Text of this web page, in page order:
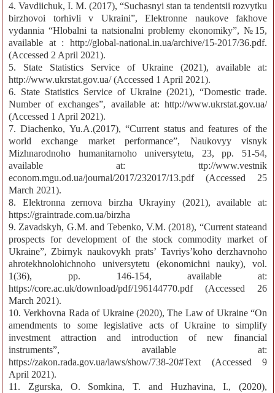
4. Vavdiichuk, I. M. (2017), “Suchasnyi stan ta tendentsii rozvytku
birzhovoi torhivli v Ukraini”, Elektronne naukove fakhove
vydannia “Hlobalni ta natsionalni problemy ekonomiky”, №15,
available at : http://global-national.in.ua/archive/15-2017/36.pdf.
(Accessed 2 April 2021).
5. State Statistics Service of Ukraine (2021), available at:
http://www.ukrstat.gov.ua/ (Accessed 1 April 2021).
6. State Statistics Service of Ukraine (2021), “Domestic trade.
Number of exchanges”, available at: http://www.ukrstat.gov.ua/
(Accessed 1 April 2021).
7. Dіachenko, Yu.A.(2017), “Current status and features of the
world exchange market performance”, Naukovyy visnyk
Mizhnarodnoho humanitarnoho universytetu, 23, pp. 51-54,
available at: ttp://www.vestnik
econom.mgu.od.ua/journal/2017/232017/13.pdf (Accessed 25
March 2021).
8. Elektronna zernova birzha Ukrayiny (2021), available at:
https://graintrade.com.ua/birzha
9. Zavadskyh, G.M. and Tebenko, V.M. (2018), “Current stateand
prospects for development of the stock commodity market of
Ukraine”, Zbirnyk naukovykh prats’ Tavriys’koho derzhavnoho
ahrotekhnolohichnoho universytetu (ekonomichni nauky), vol.
1(36), pp. 146-154, available at:
https://core.ac.uk/download/pdf/196144770.pdf (Accessed 26
March 2021).
10. Verkhovna Rada of Ukraine (2020), The Law of Ukraine “On
amendments to some legislative acts of Ukraine to simplify
investment attraction and introduction of new financial
instruments”, available at:
https://zakon.rada.gov.ua/laws/show/738-20#Text (Accessed 9
April 2021).
11. Zgurska, О. Somkina, T. and Huzhavina, I., (2020),